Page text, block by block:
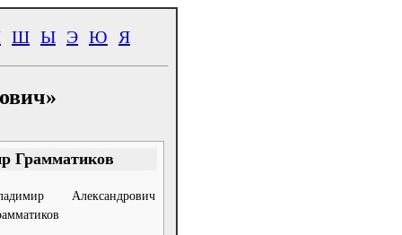
Ш Ы Э Ю Я
Грамматиков
Александрович